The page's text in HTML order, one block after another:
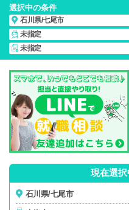
選択中の条件
石川県/七尾市
未指定
未指定
石川県/七尾市/正社員・パー
人・派遣・転職・募集一覧
現在選
石川県/七尾市